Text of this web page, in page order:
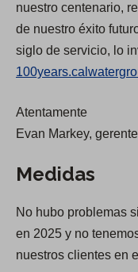
i
n
a
n
t
nuestro centenario,
de nuestro éxito
siglo de servicio, lo
Atentamente
Evan Markey,
Medidas
No hubo problemas
en 2025 y no
nuestros clientes en